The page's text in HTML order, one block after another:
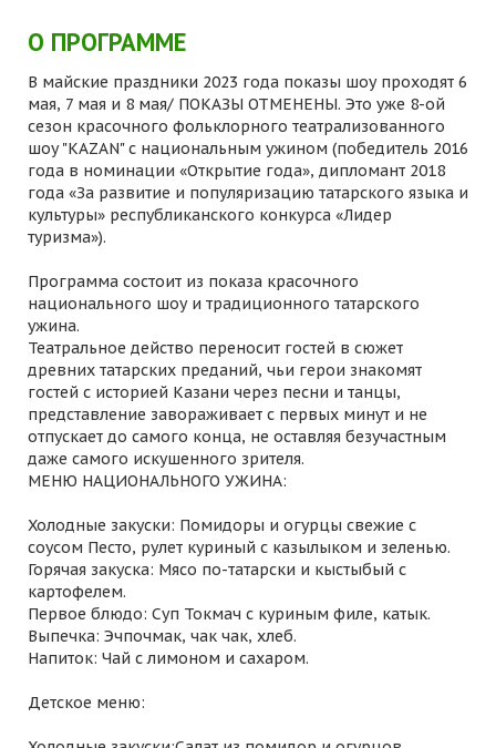
О ПРОГРАММЕ
В майские праздники 2023 года показы шоу проходят 6
мая, 7 мая и 8 мая/ ПОКАЗЫ ОТМЕНЕНЫ. Это уже 8-ой
сезон красочного фольклорного театрализованного
шоу "KAZAN" с национальным ужином (победитель 2016
года в номинации «Открытие года», дипломант 2018
года «За развитие и популяризацию татарского языка и
культуры» республиканского конкурса «Лидер
туризма»).
Программа состоит из показа красочного
национального шоу и традиционного татарского
ужина.
Театральное действо переносит гостей в сюжет
древних татарских преданий, чьи герои знакомят
гостей с историей Казани через песни и танцы,
представление завораживает с первых минут и не
отпускает до самого конца, не оставляя безучастным
даже самого искушенного зрителя.
МЕНЮ НАЦИОНАЛЬНОГО УЖИНА:
Холодные закуски: Помидоры и огурцы свежие с
соусом Песто, рулет куриный с казылыком и зеленью.
Горячая закуска: Мясо по-татарски и кыстыбый с
картофелем.
Первое блюдо: Суп Токмач с куриным филе, катык.
Выпечка: Эчпочмак, чак чак, хлеб.
Напиток: Чай с лимоном и сахаром.
Детское меню: